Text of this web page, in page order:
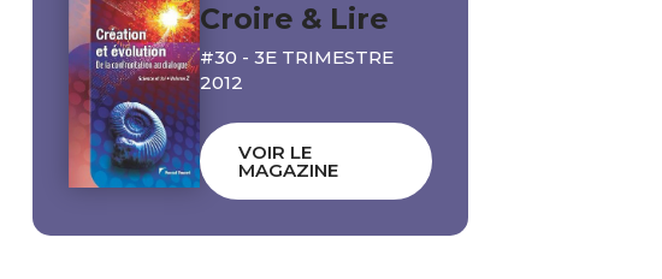
Croire & Lire
#30 - 3E TRIMESTRE
2012
VOIR LE
MAGAZINE